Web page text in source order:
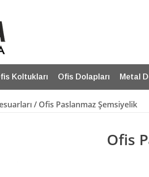
Koltukları Ofis Dolapları Metal
/ Ofis Paslanmaz Şemsiyelik
Ofis